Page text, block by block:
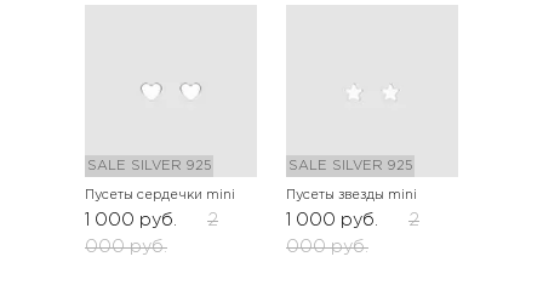
SALE SILVER 925
Пусеты сердечки mini
1 000 руб.
2
000 руб.
SALE SILVER 925
Пусеты звезды mini
1 000 руб.
2
000 руб.